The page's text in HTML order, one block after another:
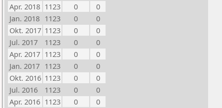
Apr. 2018 1123 0
0
Jan. 2018 1123 0
0
Okt. 2017 1123 0
0
Jul. 2017
1123 0
0
Apr. 2017 1123 0
0
Jan. 2017 1123 0
0
Okt. 2016 1123 0
0
Jul. 2016
1123 0
0
Apr. 2016 1123 0
0